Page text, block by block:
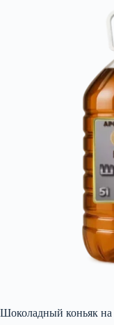
Шоколадный коньяк на